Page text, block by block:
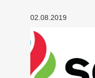
02.08.2019